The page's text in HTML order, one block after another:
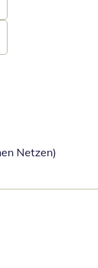
Netzen)